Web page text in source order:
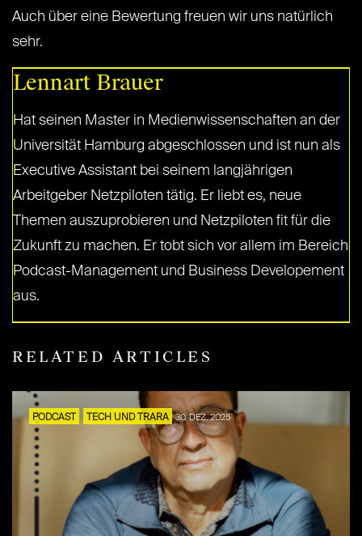
Auch über eine Bewertung freuen wir uns natürlich
sehr.
Lennart Brauer
Hat seinen Master in Medienwissenschaften an der
Universität Hamburg abgeschlossen und ist nun als
Executive Assistant bei seinem langjährigen
Arbeitgeber Netzpiloten tätig. Er liebt es, neue
Themen auszuprobieren und Netzpiloten fit für die
Zukunft zu machen. Er tobt sich vor allem im Bereich
Podcast-Management und Business Developement
aus.
RELATED ARTICLES
PODCAST TECH UND TRARA 30. DEZ. 2025